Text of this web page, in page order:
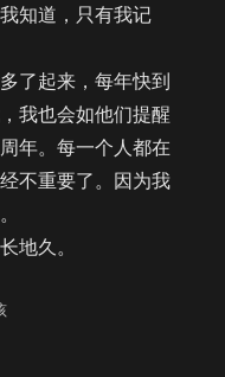
知道，只有我记
了起来，每年快到
我也会如他们提醒
年。每一个人都在
不重要了。因为我
久。